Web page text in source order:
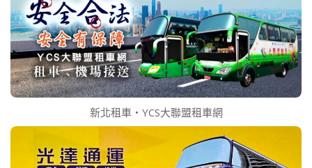
新北租車‧YCS大聯盟租車網